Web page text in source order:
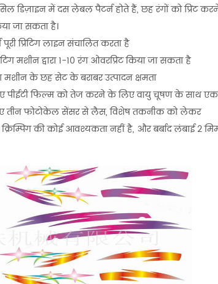
के लिए उपलब्ध है। हीट ट्रांसफर लेबल
लिए, एक पाउडर मशीन को प्रिंटिंग लाइन में
है।
डिज़ाइन में दस लेबल पैटर्न होते हैं, छह रंगों को प्रिंट
जा सकता है।
प्रिंटिंग लाइन संचालित करता है
मशीन द्वारा 1-10 रंग ओवरप्रिंट किया जा सकता है
मशीन के छह सेट के बराबर उत्पादन क्षमता
पीईटी फिल्म को तेज करने के लिए वायु चूषण के साथ
तीन फोटोकेल सेंसर से लैस, विशेष तकनीक को लेकर
की कोई आवश्यकता नहीं है, औरबर्बादलंबाई 2